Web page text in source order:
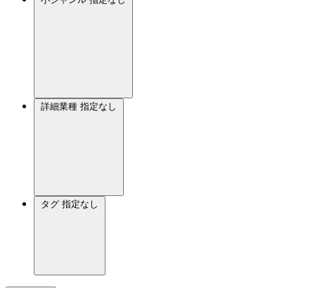
詳細業種 指定なし
タグ 指定なし